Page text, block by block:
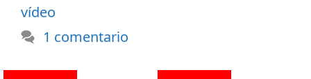
vídeo
1 comentario